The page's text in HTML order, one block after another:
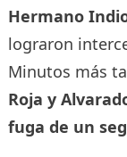
Hermano
lograron
Minutos más
Roja y
fuga de un